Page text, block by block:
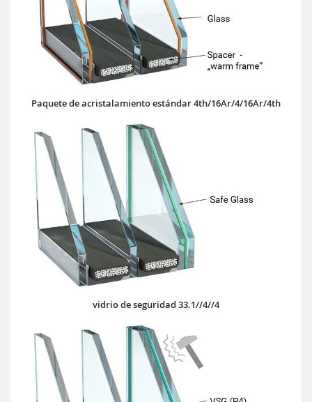
Paquete de acristalamiento estándar 4th/16Ar/4/16Ar/4th
vidrio de seguridad 33.1//4//4